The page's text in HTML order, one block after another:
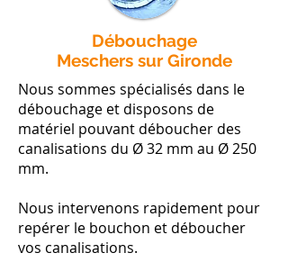
Débouchage
Meschers sur Gironde
Nous sommes spécialisés dans le
débouchage et disposons de
matériel pouvant déboucher des
canalisations du Ø 32 mm au Ø 250
mm.
Nous intervenons rapidement pour
repérer le bouchon et déboucher
vos canalisations.